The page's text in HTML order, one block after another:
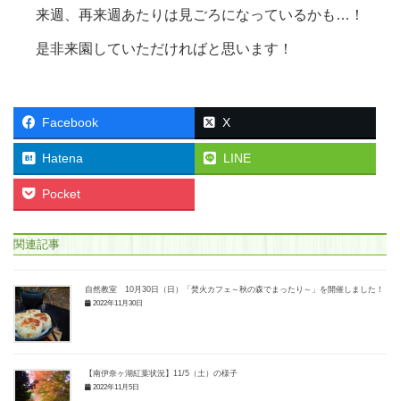
来週、再来週あたりは見ごろになっているかも…！
是非来園していただければと思います！
Facebook X
Hatena LINE
Pocket
関連記事
自然教室 10月30日（日）「焚火カフェ～秋の森でまったり～」を開催しました！
2022年11月30日
【南伊奈ヶ湖紅葉状況】11/5（土）の様子
2022年11月5日